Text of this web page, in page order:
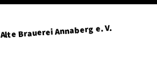
Alte Brauerei Annaberg e. V.